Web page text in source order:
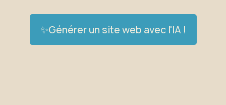
✨Générer un site web avec l'IA !